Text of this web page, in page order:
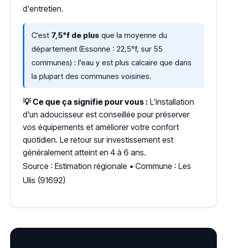
d'entretien.
C'est 7,5°f de plus que la moyenne du
département (Essonne : 22,5°f, sur 55
communes) : l'eau y est plus calcaire que dans
la plupart des communes voisines.
💡 Ce que ça signifie pour vous : L'installation
d'un adoucisseur est conseillée pour préserver
vos équipements et améliorer votre confort
quotidien. Le retour sur investissement est
généralement atteint en 4 à 6 ans.
Source : Estimation régionale • Commune : Les
Ulis (91692)